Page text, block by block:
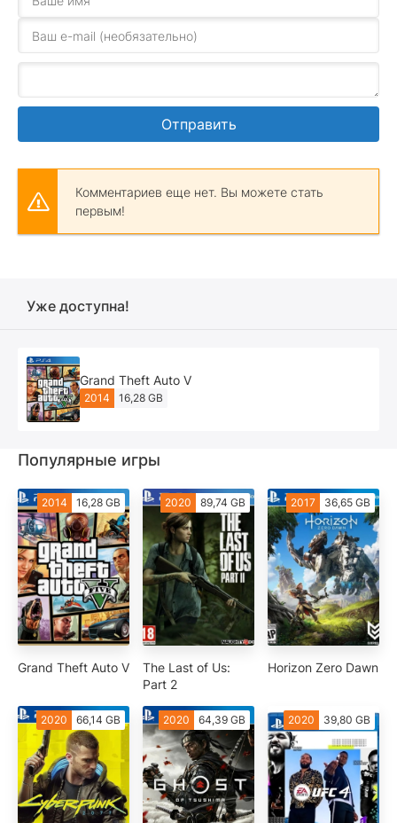
Отправить
Комментариев еще нет. Вы можете стать
первым!
Уже доступна!
Grand Theft Auto V
2014 16,28 GB
Популярные игры
2014 16,28 GB
Grand Theft Auto V
2020 89,74 GB
The Last of Us:
Part 2
2017 36,65 GB
Horizon Zero Dawn
2020 66,14 GB 2020 64,39 GB 2020 39,80 GB